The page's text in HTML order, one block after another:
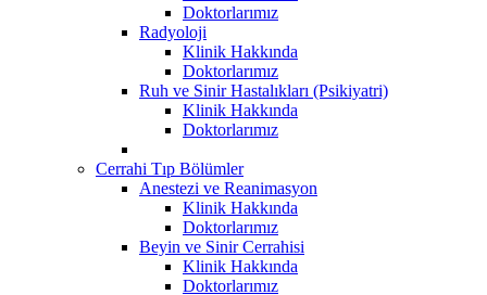
Doktorlarımız
Radyoloji
Klinik Hakkında
Doktorlarımız
Ruh ve Sinir Hastalıkları (Psikiyatri)
Klinik Hakkında
Doktorlarımız
Cerrahi Tıp Bölümler
Anestezi ve Reanimasyon
Klinik Hakkında
Doktorlarımız
Beyin ve Sinir Cerrahisi
Klinik Hakkında
Doktorlarımız